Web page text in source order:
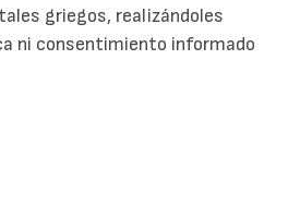
griegos, realizándoles
ni consentimiento informado